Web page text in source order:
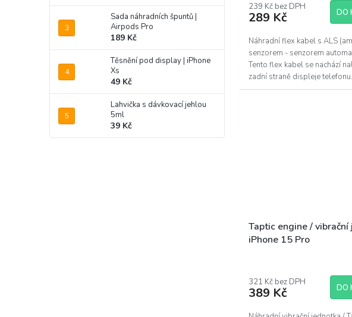
Sada náhradních špuntů |
Airpods Pro
189 Kč
Těsnění pod display | iPhone
Xs
49 Kč
Lahvička s dávkovací jehlou
5ml
39 Kč
239 Kč bez DPH
289 Kč DO
Náhradní flex kabel s ALS
senzorem - senzorem
Tento flex kabel se nachází
zadní straně displeje
Apple...
Taptic engine / vibrační
iPhone 15 Pro
321 Kč bez DPH
389 Kč DO